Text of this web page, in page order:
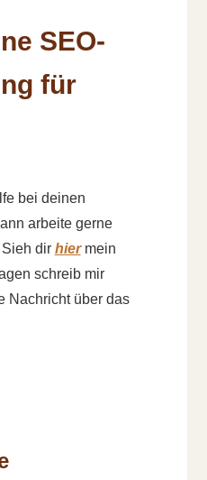
SEO-
für
bei deinen
arbeite gerne
dir hiermein
schreib mir
Nachricht über das